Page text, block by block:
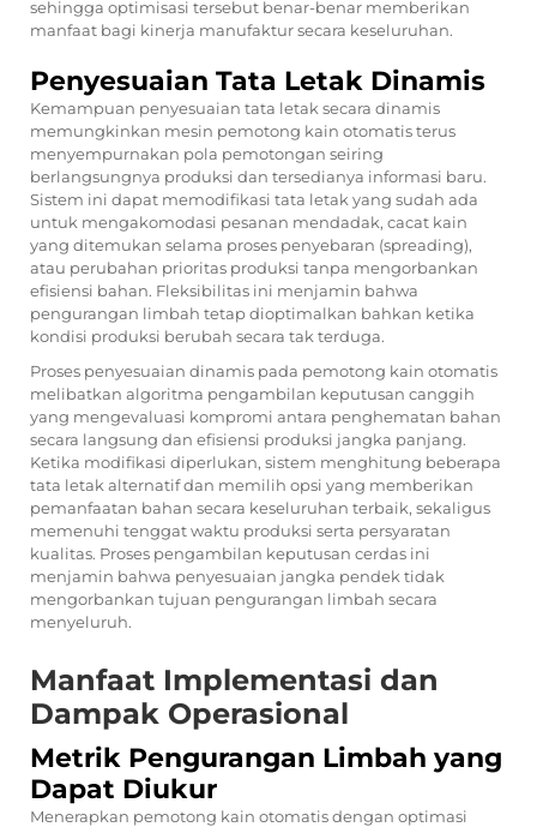
sehingga optimisasi tersebut benar-benar memberikan
manfaat bagi kinerja manufaktur secara keseluruhan.
Penyesuaian Tata Letak Dinamis
Kemampuan penyesuaian tata letak secara dinamis
memungkinkan mesin pemotong kain otomatis terus
menyempurnakan pola pemotongan seiring
berlangsungnya produksi dan tersedianya informasi baru.
Sistem ini dapat memodifikasi tata letak yang sudah ada
untuk mengakomodasi pesanan mendadak, cacat kain
yang ditemukan selama proses penyebaran (spreading),
atau perubahan prioritas produksi tanpa mengorbankan
efisiensi bahan. Fleksibilitas ini menjamin bahwa
pengurangan limbah tetap dioptimalkan bahkan ketika
kondisi produksi berubah secara tak terduga.
Proses penyesuaian dinamis pada pemotong kain otomatis
melibatkan algoritma pengambilan keputusan canggih
yang mengevaluasi kompromi antara penghematan bahan
secara langsung dan efisiensi produksi jangka panjang.
Ketika modifikasi diperlukan, sistem menghitung beberapa
tata letak alternatif dan memilih opsi yang memberikan
pemanfaatan bahan secara keseluruhan terbaik, sekaligus
memenuhi tenggat waktu produksi serta persyaratan
kualitas. Proses pengambilan keputusan cerdas ini
menjamin bahwa penyesuaian jangka pendek tidak
mengorbankan tujuan pengurangan limbah secara
menyeluruh.
Manfaat Implementasi dan
Dampak Operasional
Metrik Pengurangan Limbah yang
Dapat Diukur
Menerapkan pemotong kain otomatis dengan optimasi